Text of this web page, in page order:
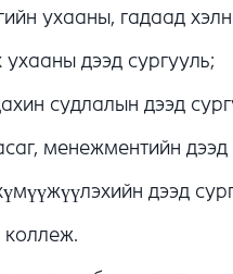
ухааны, гадаад
дээд сургууль;
судлалын дээд
менежментийн дээд
дээд